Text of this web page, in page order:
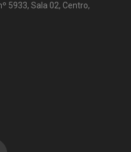
5933, Sala 02, Centro,